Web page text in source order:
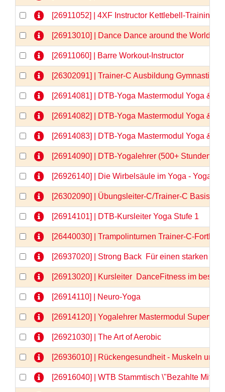
[26911052] | 4XF Instructor Kettlebell-Training
[26913010] | Dance Dance around the World
[26911060] | Barre Workout-Instructor
[26302091] | Trainer-C Ausbildung Gymnastik/
[26914081] | DTB-Yoga Mastermodul Yoga &
[26914082] | DTB-Yoga Mastermodul Yoga &
[26914083] | DTB-Yoga Mastermodul Yoga &
[26914090] | DTB-Yogalehrer (500+ Stunden)
[26926140] | Die Wirbelsäule im Yoga -
[26302090] | Übungsleiter-C/Trainer-C
[26914101] | DTB-Kursleiter Yoga Stufe 1
[26440030] | Trampolinturnen Trainer-C-
[26937020] | Strong Back  Für einen starken
[26913020] | Kursleiter  DanceFitness im
[26914110] | Neuro-Yoga
[26914120] | Yogalehrer Mastermodul
[26921030] | The Art of Aerobic
[26936010] | Rückengesundheit - Muskeln und
[26916040] | WTB Stammtisch \"Bezahlte